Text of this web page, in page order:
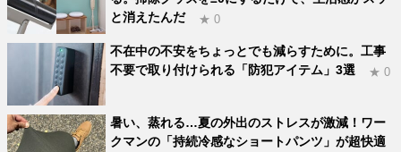
と消えたんだ
★ 0
不在中の不安をちょっとでも減らすために。工事
不要で取り付けられる「防犯アイテム」3選
★ 0
暑い、蒸れる…夏の外出のストレスが激減！ワー
クマンの「持続冷感なショートパンツ」が超快適